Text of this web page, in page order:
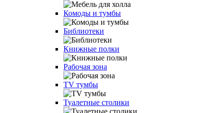
Комоды и тумбы
Библиотеки
Книжные полки
Рабочая зона
TV тумбы
Туалетные столики